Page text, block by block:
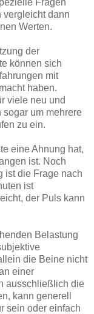
vergleicht dann
Werten.
der
können sich
mit
haben.
viele neu und
um mehrere
zu ein.
eine Ahnung hat,
ist. Noch
ist die Frage nach
ist
der Puls kann
Belastung
die Beine nicht
einer
ausschließlich die
kann generell
sein oder einfach